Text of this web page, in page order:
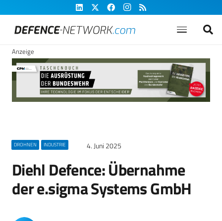
Anzeige
DROHNEN INDUSTRIE 4. Juni 2025
Diehl Defence: Übernahme
der e.sigma Systems GmbH